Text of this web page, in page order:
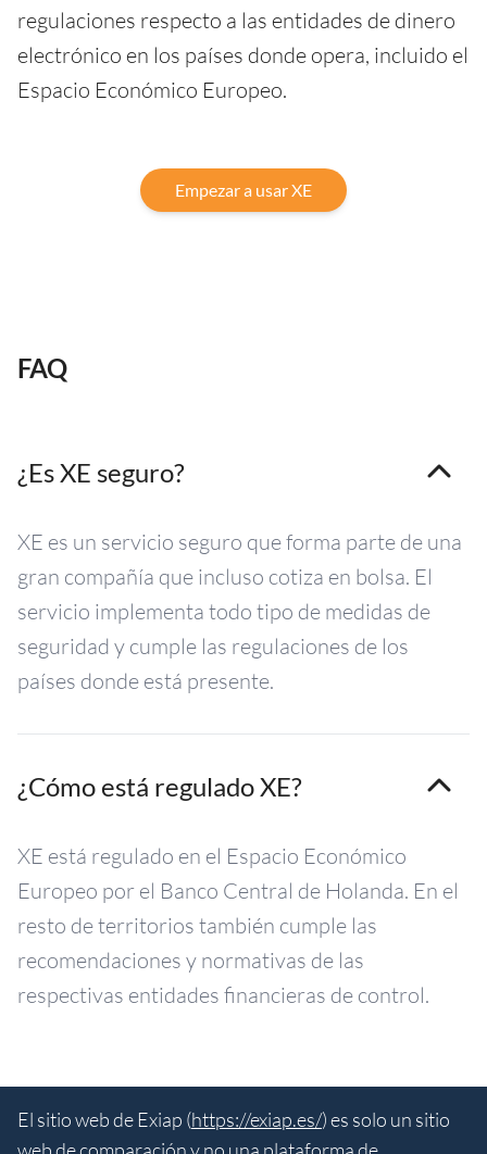
regulaciones respecto a las entidades de dinero
electrónico en los países donde opera, incluido el
Espacio Económico Europeo.
Empezar a usar XE
FAQ
¿Es XE seguro?
XE es un servicio seguro que forma parte de una
gran compañía que incluso cotiza en bolsa. El
servicio implementa todo tipo de medidas de
seguridad y cumple las regulaciones de los
países donde está presente.
¿Cómo está regulado XE?
XE está regulado en el Espacio Económico
Europeo por el Banco Central de Holanda. En el
resto de territorios también cumple las
recomendaciones y normativas de las
respectivas entidades financieras de control.
El sitio web de Exiap (https://exiap.es/) es solo un sitio